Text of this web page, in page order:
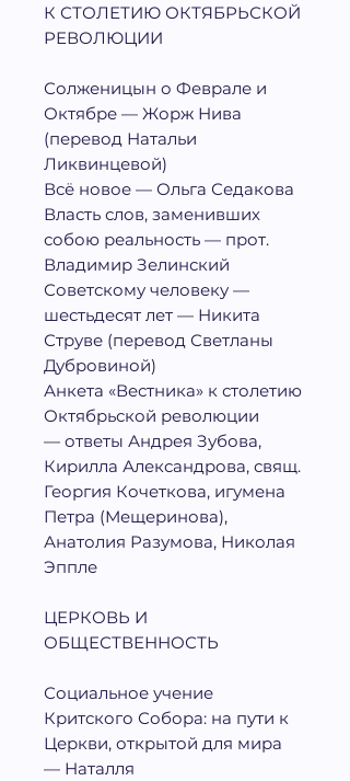
К СТОЛЕТИЮ ОКТЯБРЬСКОЙ
РЕВОЛЮЦИИ
Солженицын о Феврале и
Октябре — Жорж Нива
(перевод Натальи
Ликвинцевой)
Всё новое — Ольга Седакова
Власть слов, заменивших
собою реальность — прот.
Владимир Зелинский
Советскому человеку —
шестьдесят лет — Никита
Струве (перевод Светланы
Дубровиной)
Анкета «Вестника» к столетию
Октябрьской революции
— ответы Андрея Зубова,
Кирилла Александрова, свящ.
Георгия Кочеткова, игумена
Петра (Мещеринова),
Анатолия Разумова, Николая
Эппле
ЦЕРКОВЬ И
ОБЩЕСТВЕННОСТЬ
Социальное учение
Критского Собора: на пути к
Церкви, открытой для мира
— Наталля